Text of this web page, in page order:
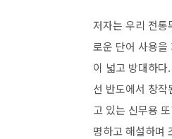
저자는 우리 전통
로운 단어 사용을
이 넓고 방대하
선 반도에서 창작
고 있는 신무용
명하고 해설하며